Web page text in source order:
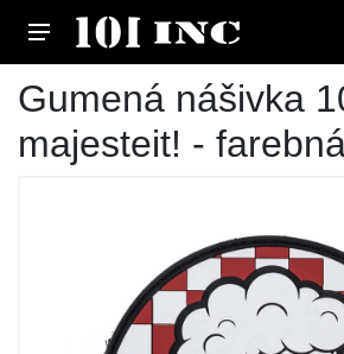
Gumená nášivka
majesteit! -